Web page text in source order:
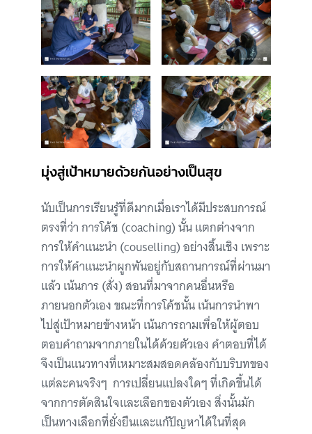
มุ่งสู่เป้าหมายด้วยกันอย่างเป็นสุข
นับเป็นการเรียนรู้ที่ดีมากเมื่อเราได้มีประสบการณ์
ตรงที่ว่า การโค้ช (coaching) นั้น แตกต่างจาก
การให้คำแนะนำ (couselling) อย่างสิ้นเชิง เพราะ
การให้คำแนะนำผูกพันอยู่กับสถานการณ์ที่ผ่านมา
แล้ว เน้นการ (สั่ง) สอนที่มาจากคนอื่นหรือ
ภายนอกตัวเอง ขณะที่การโค้ชนั้น เน้นการนำพา
ไปสู่เป้าหมายข้างหน้า เน้นการถามเพื่อให้ผู้ตอบ
ตอบคำถามจากภายในได้ด้วยตัวเอง คำตอบที่ได้
จึงเป็นแนวทางที่เหมาะสมสอดคล้องกับบริบทของ
แต่ละคนจริงๆ การเปลี่ยนแปลงใดๆ ที่เกิดขึ้นได้
จากการตัดสินใจและเลือกของตัวเอง สิ่งนั้นมัก
เป็นทางเลือกที่ยั่งยืนและแก้ปัญหาได้ในที่สุด